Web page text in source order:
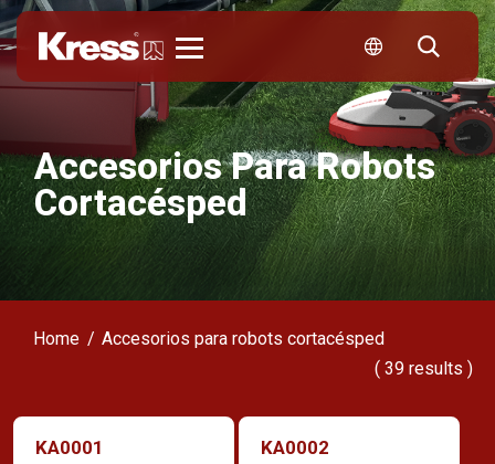
Accesorios Para Robots
Cortacésped
Home
Accesorios para robots cortacésped
( 39 results )
KA0001 KA0002